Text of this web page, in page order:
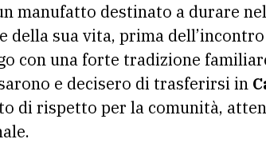
manufatto destinato a durare
della sua vita, prima
con una forte tradizione
e decisero di trasferirsi in
di rispetto per la comunità,